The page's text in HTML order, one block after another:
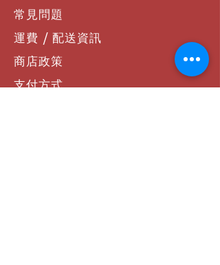
台電腦貼上。
備份您的裝置設定
在 Options 中建立帳戶並將您的裝置
設定自動備份到雲端。您可以從您的備
份檔取回這些設定，以在任何電腦輕鬆
設定您的裝置。
常見問題
運費 / 配送資訊
商店政策
支付方式